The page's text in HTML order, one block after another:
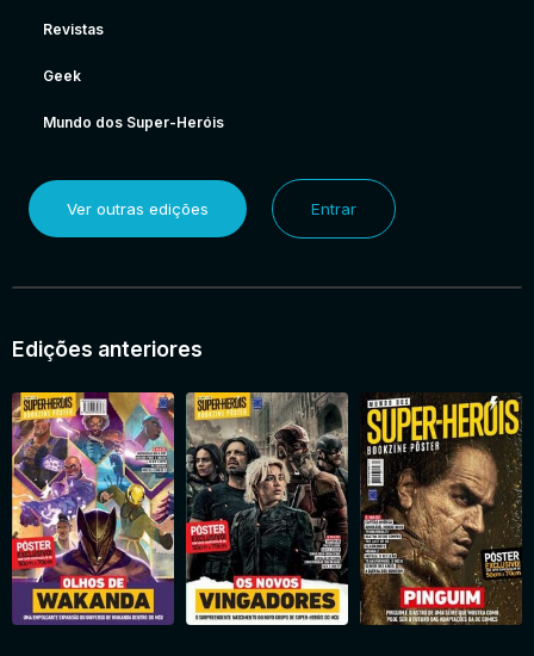
Revistas
Geek
Mundo dos Super-Heróis
Ver outras edições Entrar
Edições anteriores